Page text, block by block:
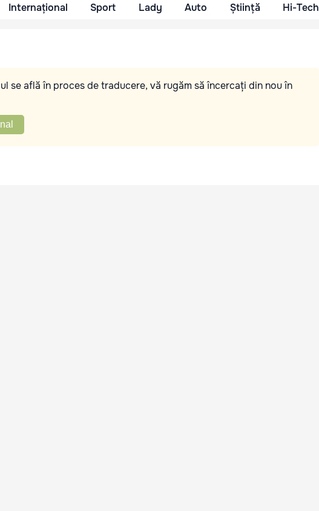
Internațional Sport Lady Auto Știință Hi-Tech
se află în proces de traducere, vă rugăm să încercați din nou în